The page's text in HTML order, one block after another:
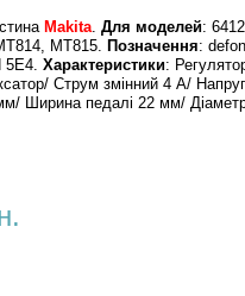
Makita.Для моделей:
MT815. Позначення:
5E4.Характеристики:
Струм змінний 4 А/
Ширина педалі 22 мм/